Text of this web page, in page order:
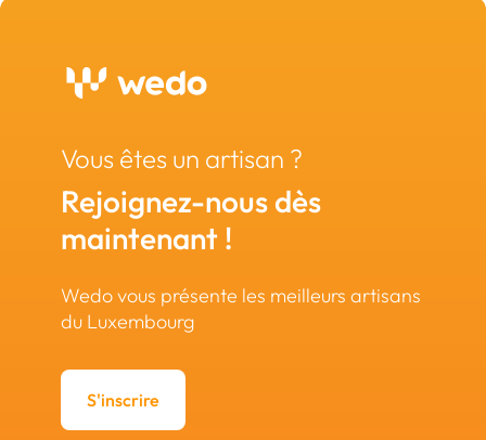
Vous êtes un artisan ?
Rejoignez-nous dès
maintenant !
Wedo vous présente les meilleurs artisans
du Luxembourg
S'inscrire